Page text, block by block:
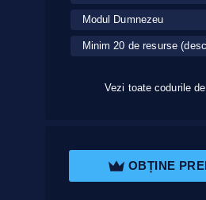
Modul Dumnezeu
Minim 20 de resurse
Vezi toate codurile
OBȚINE